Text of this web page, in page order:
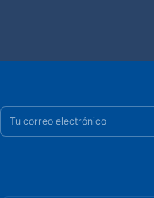
Correo electrónico